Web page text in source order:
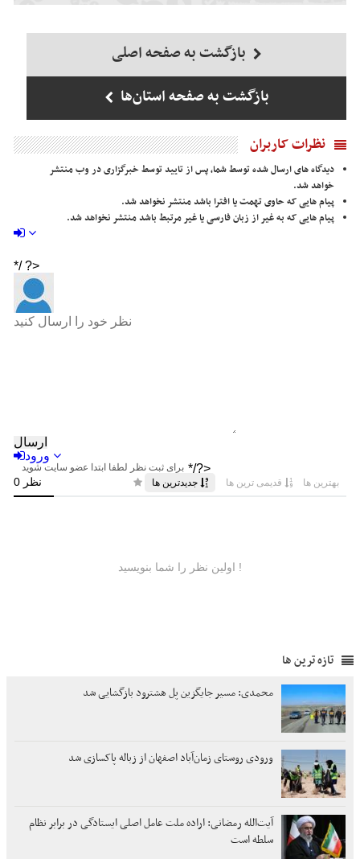
بازگشت به صفحه اصلی
بازگشت به صفحه استان‌ها
نظرات کاربران
دیدگاه های ارسال شده توسط شما، پس از تایید توسط خبرگزاری در وب منتشر
خواهد شد.
پیام هایی که حاوی تهمت یا افترا باشد منتشر نخواهد شد.
پیام هایی که به غیر از زبان فارسی یا غیر مرتبط باشد منتشر نخواهد شد.
تازه ترین ها
محمدی: مسیر جایگزین پل هشترود بازگشایی شد
ورودی روستای زمان‌آباد اصفهان از زباله پاکسازی شد
آیت‌الله رمضانی: اراده ملت عامل اصلی ایستادگی در برابر نظام
سلطه است